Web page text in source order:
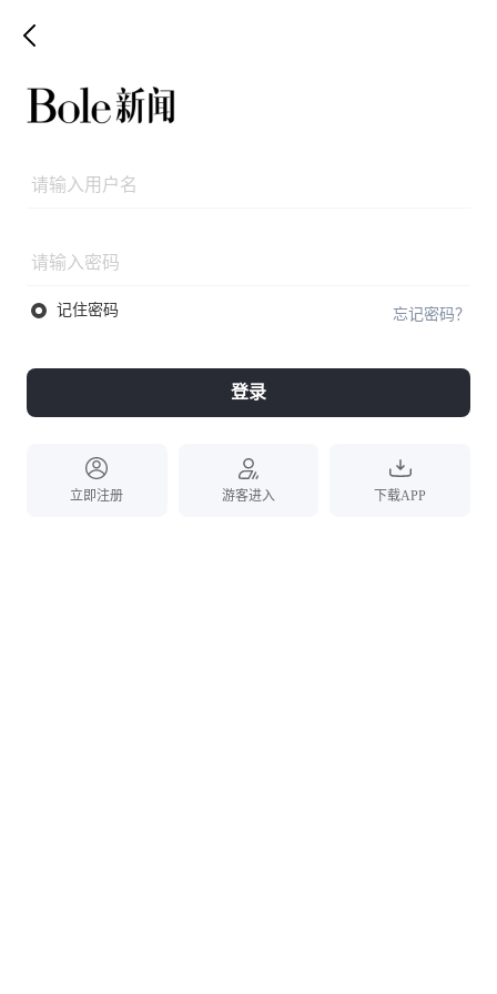
记住密码 忘记密码？
登录
立即注册 游客进入 下载APP